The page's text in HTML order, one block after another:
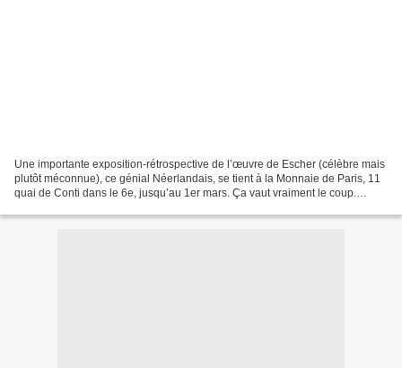
Une importante exposition-rétrospective de l’œuvre de Escher (célèbre mais
plutôt méconnue), ce génial Néerlandais, se tient à la Monnaie de Paris, 11
quai de Conti dans le 6e, jusqu’au 1er mars. Ça vaut vraiment le coup.